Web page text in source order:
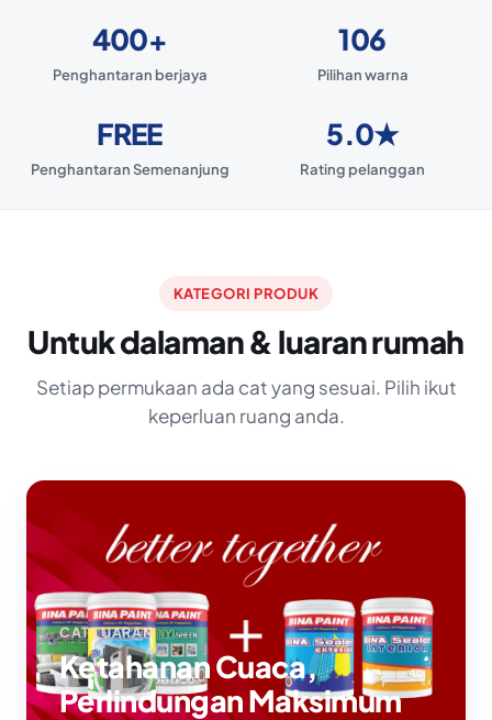
400+
Penghantaran berjaya
106
Pilihan warna
FREE
Penghantaran Semenanjung
5.0★
Rating pelanggan
KATEGORI PRODUK
Untuk dalaman & luaran rumah
Setiap permukaan ada cat yang sesuai. Pilih ikut
keperluan ruang anda.
CAT LUARAN
Ketahanan Cuaca,
Perlindungan Maksimum